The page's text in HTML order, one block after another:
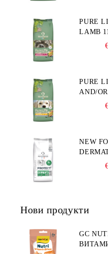
PURE
LAMB
ХРАНА
НАД 1
PURE
AND/
NEW
Нови продукти
GC